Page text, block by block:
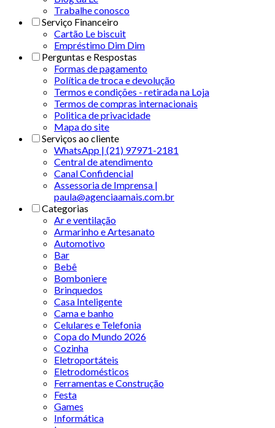
Trabalhe conosco
Serviço Financeiro
Cartão Le biscuit
Empréstimo Dim Dim
Perguntas e Respostas
Formas de pagamento
Política de troca e devolução
Termos e condições - retirada na Loja
Termos de compras internacionais
Politica de privacidade
Mapa do site
Serviços ao cliente
WhatsApp | (21) 97971-2181
Central de atendimento
Canal Confidencial
Assessoria de Imprensa |
paula@agenciaamais.com.br
Categorias
Ar e ventilação
Armarinho e Artesanato
Automotivo
Bar
Bebê
Bomboniere
Brinquedos
Casa Inteligente
Cama e banho
Celulares e Telefonia
Copa do Mundo 2026
Cozinha
Eletroportáteis
Eletrodomésticos
Ferramentas e Construção
Festa
Games
Informática